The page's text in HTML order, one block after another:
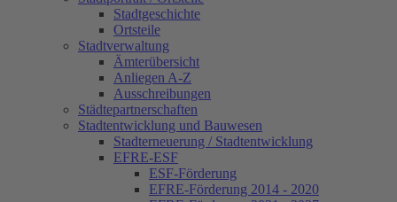
Stadtgeschichte
Ortsteile
Stadtverwaltung
Ämterübersicht
Anliegen A-Z
Ausschreibungen
Städtepartnerschaften
Stadtentwicklung und Bauwesen
Stadterneuerung / Stadtentwicklung
EFRE-ESF
ESF-Förderung
EFRE-Förderung 2014 - 2020